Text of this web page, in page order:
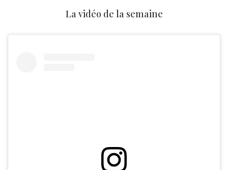
La vidéo de la semaine